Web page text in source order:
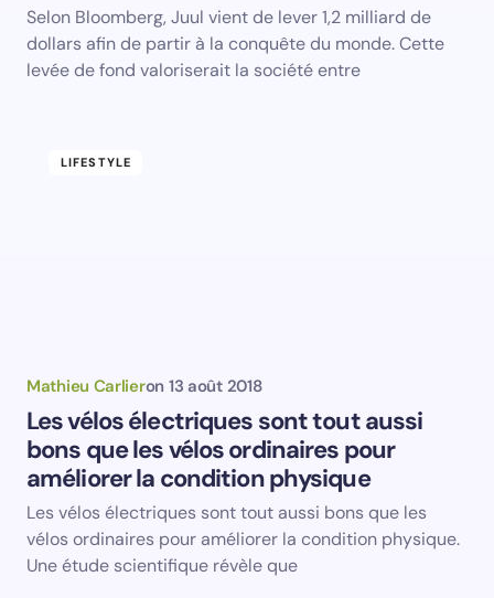
Your Comment *
Selon Bloomberg, Juul vient de lever 1,2 milliard de
dollars afin de partir à la conquête du monde. Cette
levée de fond valoriserait la société entre
LIFESTYLE
Mathieu Carlieron 13 août 2018
Les vélos électriques sont tout aussi
bons que les vélos ordinaires pour
améliorer la condition physique
Les vélos électriques sont tout aussi bons que les
vélos ordinaires pour améliorer la condition physique.
Une étude scientifique révèle que